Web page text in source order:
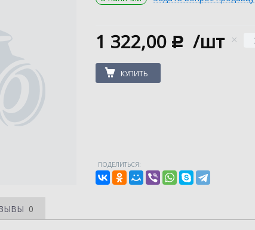
1 322,00 c /шт
КУПИТЬ
ПОДЕЛИТЬСЯ:
0